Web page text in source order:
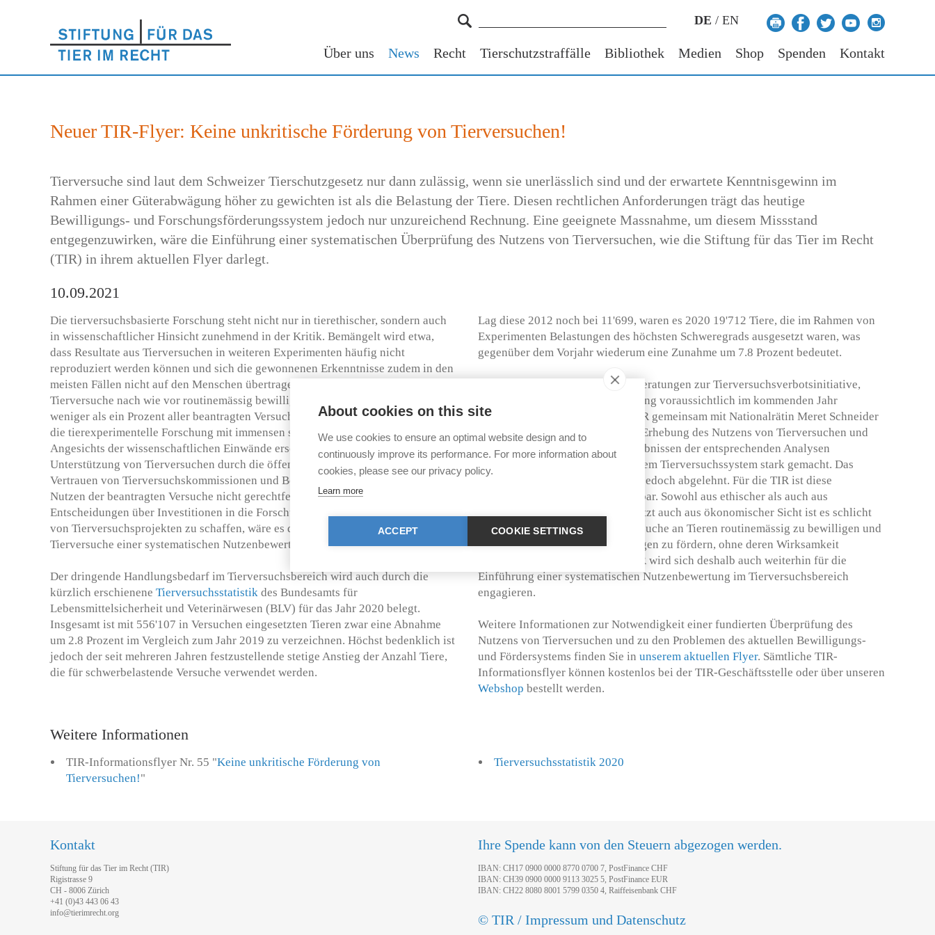
DE / EN
Über uns News Recht Tierschutzstraffälle Bibliothek Medien Shop Spenden Kontakt
Neuer TIR-Flyer: Keine unkritische Förderung von Tierversuchen!
Tierversuche sind laut dem Schweizer Tierschutzgesetz nur dann zulässig, wenn sie unerlässlich sind und der erwartete Kenntnisgewinn im
Rahmen einer Güterabwägung höher zu gewichten ist als die Belastung der Tiere. Diesen rechtlichen Anforderungen trägt das heutige
Bewilligungs- und Forschungsförderungssystem jedoch nur unzureichend Rechnung. Eine geeignete Massnahme, um diesem Missstand
entgegenzuwirken, wäre die Einführung einer systematischen Überprüfung des Nutzens von Tierversuchen, wie die Stiftung für das Tier im Recht
(TIR) in ihrem aktuellen Flyer darlegt.
10.09.2021
Die tierversuchsbasierte Forschung steht nicht nur in tierethischer, sondern auch
in wissenschaftlicher Hinsicht zunehmend in der Kritik. Bemängelt wird etwa,
dass Resultate aus Tierversuchen in weiteren Experimenten häufig nicht
reproduziert werden können und sich die gewonnenen Erkenntnisse zudem in den
meisten Fällen nicht auf den Menschen übertragen lassen. Dennoch werden
Tierversuche nach wie vor routinemässig bewilligt. So wird in der Schweiz
weniger als ein Prozent aller beantragten Versuche abgelehnt. Darüber hinaus wird
die tierexperimentelle Forschung mit immensen staatlichen Beiträgen unterstützt.
Angesichts der wissenschaftlichen Einwände erscheint die unkritische finanzielle
Unterstützung von Tierversuchen durch die öffentliche Hand und das blinde
Vertrauen von Tierversuchskommissionen und Bewilligungsbehörden in den
Nutzen der beantragten Versuche nicht gerechtfertigt. Um eine solide Basis für
Entscheidungen über Investitionen in die Forschung und über die Bewilligung
von Tierversuchsprojekten zu schaffen, wäre es daher dringend angezeigt,
Tierversuche einer systematischen Nutzenbewertung zu unterziehen.
Der dringende Handlungsbedarf im Tierversuchsbereich wird auch durch die
kürzlich erschienene Tierversuchsstatistik des Bundesamts für
Lebensmittelsicherheit und Veterinärwesen (BLV) für das Jahr 2020 belegt.
Insgesamt ist mit 556'107 in Versuchen eingesetzten Tieren zwar eine Abnahme
um 2.8 Prozent im Vergleich zum Jahr 2019 zu verzeichnen. Höchst bedenklich ist
jedoch der seit mehreren Jahren festzustellende stetige Anstieg der Anzahl Tiere,
die für schwerbelastende Versuche verwendet werden.
Lag diese 2012 noch bei 11'699, waren es 2020 19'712 Tiere, die im Rahmen von
Experimenten Belastungen des höchsten Schweregrads ausgesetzt waren, was
gegenüber dem Vorjahr wiederum eine Zunahme um 7.8 Prozent bedeutet.
Im Zuge der parlamentarischen Beratungen zur Tierversuchsverbotsinitiative,
über die die Schweizer Bevölkerung voraussichtlich im kommenden Jahr
abstimmen wird, hatte sich die TIR gemeinsam mit Nationalrätin Meret Schneider
(GPS/ZH) für eine systematische Erhebung des Nutzens von Tierversuchen und
die Festlegung eines auf den Ergebnissen der entsprechenden Analysen
basierenden Ausstiegsplans aus dem Tierversuchssystem stark gemacht. Das
Anliegen wurde vom Nationalrat jedoch abgelehnt. Für die TIR ist diese
Entscheidung nicht nachvollziehbar. Sowohl aus ethischer als auch aus
wissenschaftlicher und nicht zuletzt auch aus ökonomischer Sicht ist es schlicht
unverantwortlich, belastende Versuche an Tieren routinemässig zu bewilligen und
mit mehrstelligen Millionenbeträgen zu fördern, ohne deren Wirksamkeit
eingehend zu überprüfen. Die TIR wird sich deshalb auch weiterhin für die
Einführung einer systematischen Nutzenbewertung im Tierversuchsbereich
engagieren.
Weitere Informationen zur Notwendigkeit einer fundierten Überprüfung des
Nutzens von Tierversuchen und zu den Problemen des aktuellen Bewilligungs-
und Fördersystems finden Sie in unserem aktuellen Flyer. Sämtliche TIR-
Informationsflyer können kostenlos bei der TIR-Geschäftsstelle oder über unseren
Webshop bestellt werden.
Weitere Informationen
TIR-Informationsflyer Nr. 55 "Keine unkritische Förderung von
Tierversuchen!"
Tierversuchsstatistik 2020
Kontakt
Stiftung für das Tier im Recht (TIR)
Rigistrasse 9
CH - 8006 Zürich
+41 (0)43 443 06 43
info@tierimrecht.org
Ihre Spende kann von den Steuern abgezogen werden.
IBAN: CH17 0900 0000 8770 0700 7, PostFinance CHF
IBAN: CH39 0900 0000 9113 3025 5, PostFinance EUR
IBAN: CH22 8080 8001 5799 0350 4, Raiffeisenbank CHF
© TIR / Impressum und Datenschutz
About cookies on this site
We use cookies to ensure an optimal website design and to
continuously improve its performance. For more information about
cookies, please see our privacy policy.
Learn more
ACCEPT COOKIE SETTINGS